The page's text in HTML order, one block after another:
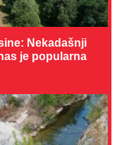
Nekadašnji
je popularna